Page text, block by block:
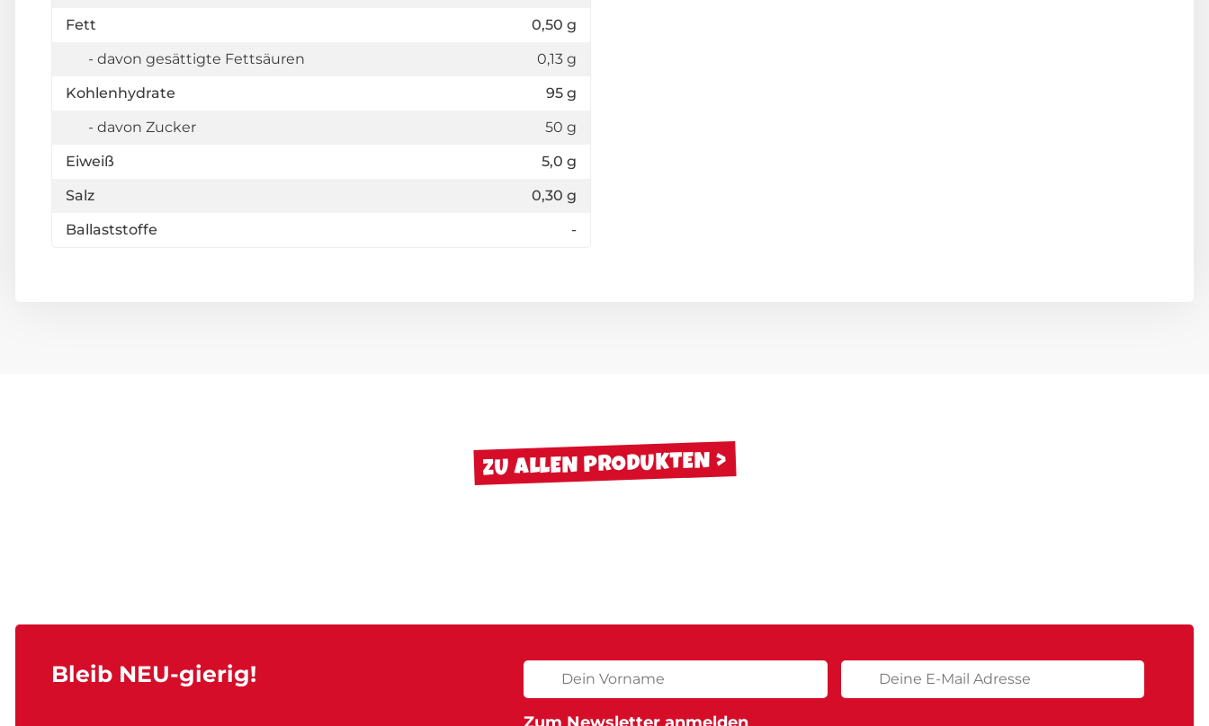
Fett
0,50 g
- davon gesättigte Fettsäuren
0,13 g
Kohlenhydrate
95 g
- davon Zucker
50 g
Eiweiß
5,0 g
Salz
0,30 g
Ballaststoffe
-
ZU ALLEN PRODUKTEN
Bleib NEU-gierig!